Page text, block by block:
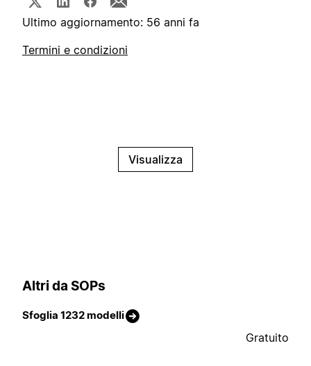
Ultimo aggiornamento: 56 anni fa
Termini e condizioni
Visualizza
Altri da SOPs
Sfoglia 1232 modelli
Gratuito